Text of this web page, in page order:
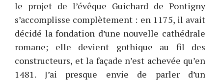
le projet de l’évêque Guichard de Pontigny
s’accomplisse complètement : en 1175, il avait
décidé la fondation d’une nouvelle cathédrale
romane; elle devient gothique au fil des
constructeurs, et la façade n’est achevée qu’en
1481. J’ai presque envie de parler d’un